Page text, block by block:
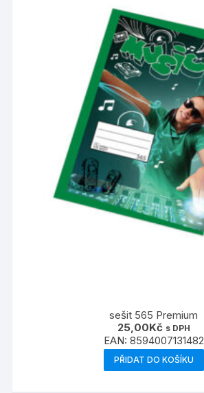
sešit 565 Premium
25,00Kč s DPH
EAN: 8594007131482
PŘIDAT DO KOŠÍKU